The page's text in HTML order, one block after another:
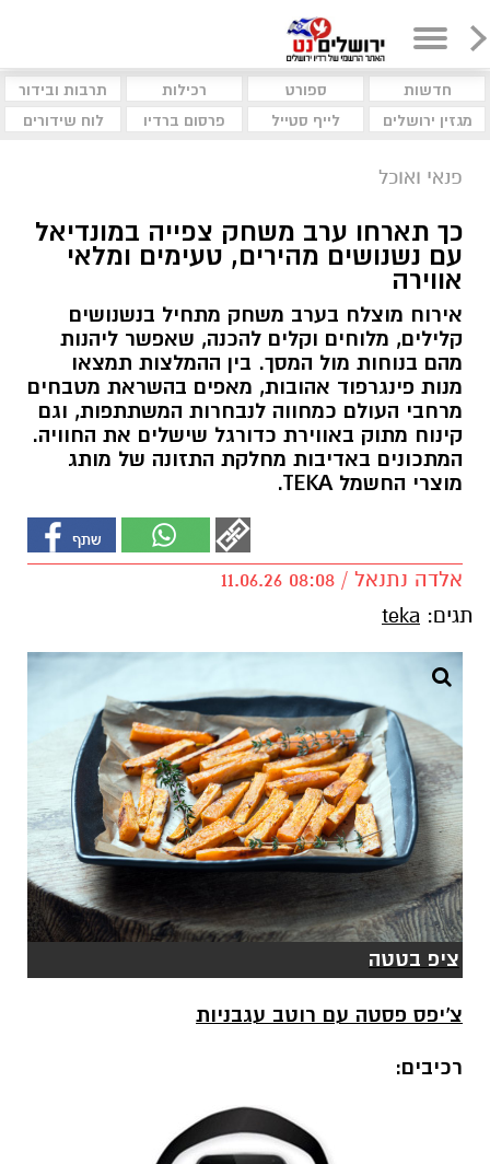
חדשות ספורט רכילות
תרבות ובידור
מגזין ירושלים
לייף סטייל פרסום ברדיו לוח שידורים
פנאי ואוכל
כך תארחו ערב משחק צפייה במונדיאל
עם נשנושים מהירים, טעימים ומלאי
אווירה
אירוח מוצלח בערב משחק מתחיל בנשנושים
קלילים, מלוחים וקלים להכנה, שאפשר ליהנות
מהם בנוחות מול המסך. בין ההמלצות תמצאו
מנות פינגרפוד אהובות, מאפים בהשראת מטבחים
מרחבי העולם כמחווה לנבחרות המשתתפות, וגם
קינוח מתוק באווירת כדורגל שישלים את החוויה.
המתכונים באדיבות מחלקת התזונה של מותג
מוצרי החשמל TEKA.
אלדה נתנאל / 08:08 11.06.26
תגים: teka
ציפ בטטה
צ'יפס פסטה עם רוטב עגבניות
רכיבים: